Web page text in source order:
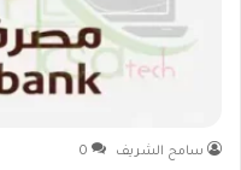
سامح الشريف 0